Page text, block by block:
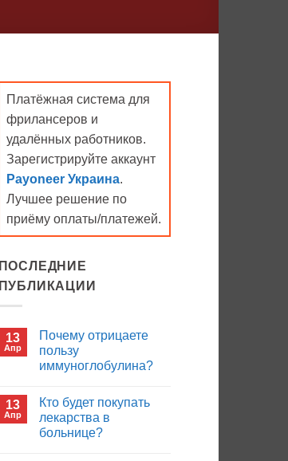
Платёжная система для
фрилансеров и
удалённых работников.
Зарегистрируйте аккаунт
Payoneer Украина.
Лучшее решение по
приёму оплаты/платежей.
ПОСЛЕДНИЕ
ПУБЛИКАЦИИ
13
Апр
Почему отрицаете
пользу
иммуноглобулина?
записи
Почему
отрицаете
пользу
13
Апр
Кто будет покупать
лекарства в
больнице?